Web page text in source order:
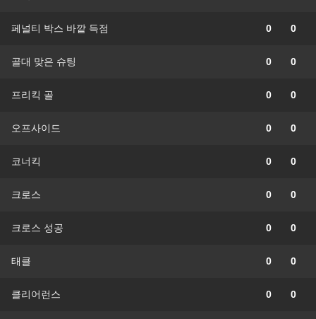
페널티 박스 바깥 득점 0 0
골대 맞은 슈팅 0 0
프리킥 골 0 0
오프사이드 0 0
코너킥 0 0
크로스 0 0
크로스 성공 0 0
태클 0 0
클리어런스 0 0